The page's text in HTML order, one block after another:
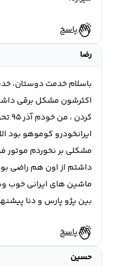
پاسخ
رضا
مشكلى بر نخوردم موتور
داشتم از اون هم راضى
ماشين هاى ايرانى خوب
بين پژو پارس و دنا
پاسخ
حسین